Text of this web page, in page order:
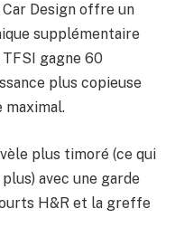
Car Design offre un
supplémentaire
gagne 60
plus copieuse
maximal.
plus timoré (ce qui
avec une garde
H&R et la greffe